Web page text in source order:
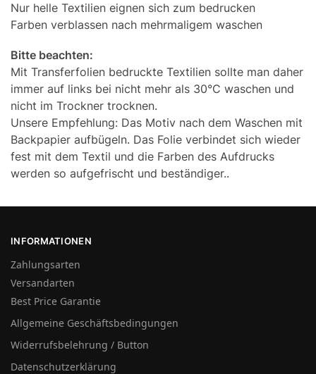
Nur helle Textilien eignen sich zum bedrucken
Farben verblassen nach mehrmaligem waschen
Bitte beachten:
Mit Transferfolien bedruckte Textilien sollte man daher
immer auf links bei nicht mehr als 30°C waschen und
nicht im Trockner trocknen.
Unsere Empfehlung: Das Motiv nach dem Waschen mit
Backpapier aufbügeln. Das Folie verbindet sich wieder
fest mit dem Textil und die Farben des Aufdrucks
werden so aufgefrischt und beständiger..
INFORMATIONEN
Zahlungsarten
Versandarten
Best Price Garantie
Allgemeine Geschäftsbedingungen
Widerrufsbelehrung / Button
Datenschutzerklärung